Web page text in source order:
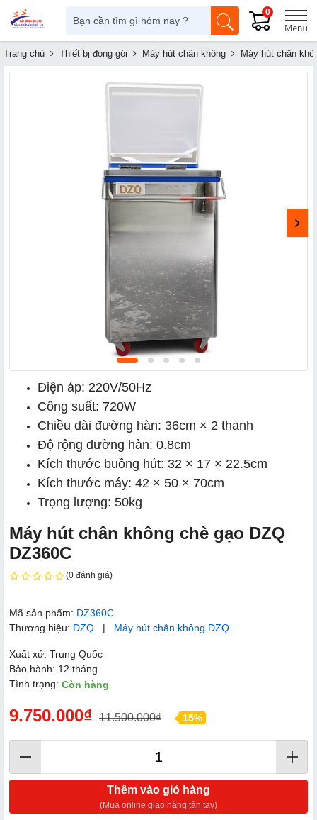
0
Trang chủ Thiết bị đóng gói Máy hút chân không Máy hút chân
Điện áp: 220V/50Hz
Công suất: 720W
Chiều dài đường hàn: 36cm × 2 thanh
Độ rộng đường hàn: 0.8cm
Kích thước buồng hút: 32 × 17 × 22.5cm
Kích thước máy: 42 × 50 × 70cm
Trọng lượng: 50kg
Máy hút chân không chè gạo DZQ
DZ360C
(0 đánh giá)
Mã sản phẩm: DZ360C
Thương hiệu: DZQ | Máy hút chân không DZQ
Xuất xứ: Trung Quốc
Bảo hành: 12 tháng
Tình trạng: Còn hàng
9.750.000₫ 11.500.000₫ 15%
Thêm vào giỏ hàng
(Mua online giao hàng tận tay)